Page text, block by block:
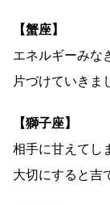
【蟹座】
エネルギーみな
片づけていき
【獅子座】
相手に甘えてし
大切にすると